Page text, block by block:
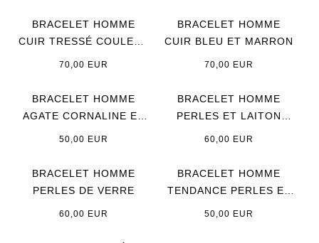
BRACELET HOMME
CUIR TRESSÉ COULEUR
70,00 EUR
BRACELET HOMME
CUIR BLEU ET MARRON
70,00 EUR
BRACELET HOMME
AGATE CORNALINE ET
50,00 EUR
BRACELET HOMME
PERLES ET LAITON
60,00 EUR
BRACELET HOMME
PERLES DE VERRE
60,00 EUR
BRACELET HOMME
TENDANCE PERLES ET
50,00 EUR